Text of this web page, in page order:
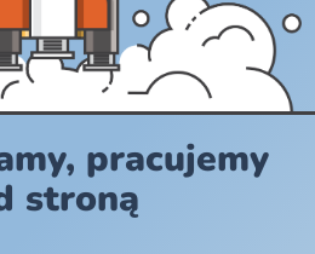
pracujemy
stroną